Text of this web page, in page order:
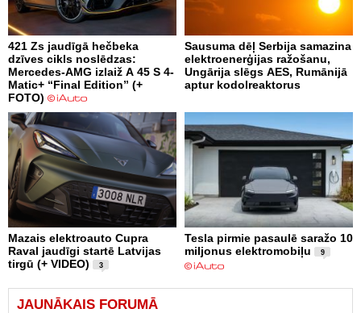
421 Zs jaudīgā hečbeka
dzīves cikls noslēdzas:
Mercedes-AMG izlaiž A 45 S 4-
Matic+ “Final Edition” (+
FOTO)
Sausuma dēļ Serbija samazina
elektroenerģijas ražošanu,
Ungārija slēgs AES, Rumānijā
aptur kodolreaktorus
Mazais elektroauto Cupra
Raval jaudīgi startē Latvijas
tirgū (+ VIDEO)
3
Tesla pirmie pasaulē saražo 10
miljonus elektromobiļu
9
JAUNĀKAIS FORUMĀ